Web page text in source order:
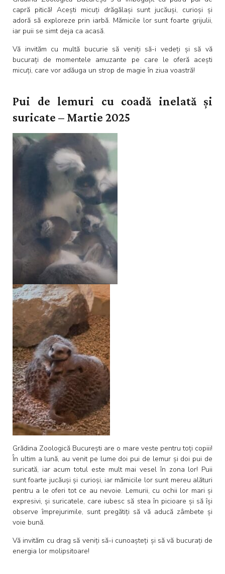
capră pitică! Acești micuți drăgălași sunt jucăuși, curioși și
adoră să exploreze prin iarbă. Mămicile lor sunt foarte grijulii,
iar puii se simt deja ca acasă.
Vă invităm cu multă bucurie să veniți să-i vedeți și să vă
bucurați de momentele amuzante pe care le oferă acești
micuți, care vor adăuga un strop de magie în ziua voastră!
Pui de lemuri cu coadă inelată și
suricate – Martie 2025
Grădina Zoologică București are o mare veste pentru toți copiii!
În ultim a lună, au venit pe lume doi pui de lemur și doi pui de
suricată, iar acum totul este mult mai vesel în zona lor! Puii
sunt foarte jucăuși și curioși, iar mămicile lor sunt mereu alături
pentru a le oferi tot ce au nevoie. Lemurii, cu ochii lor mari și
expresivi, și suricatele, care iubesc să stea în picioare și să își
observe împrejurimile, sunt pregătiți să vă aducă zâmbete și
voie bună.
Vă invităm cu drag să veniți să-i cunoașteți și să vă bucurați de
energia lor molipsitoare!